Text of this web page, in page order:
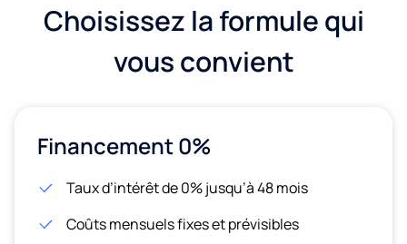
Choisissez la formule qui
vous convient
Financement 0%
Taux d’intérêt de 0% jusqu’à 48 mois
Coûts mensuels fixes et prévisibles